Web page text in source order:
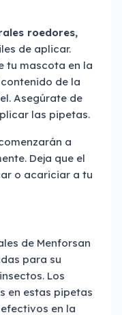
roedores,
de aplicar.
tu mascota en la
de la
Asegúrate de
las pipetas.
a
Deja que el
o acariciar a tu
de Menforsan
para su
Los
en estas pipetas
en la